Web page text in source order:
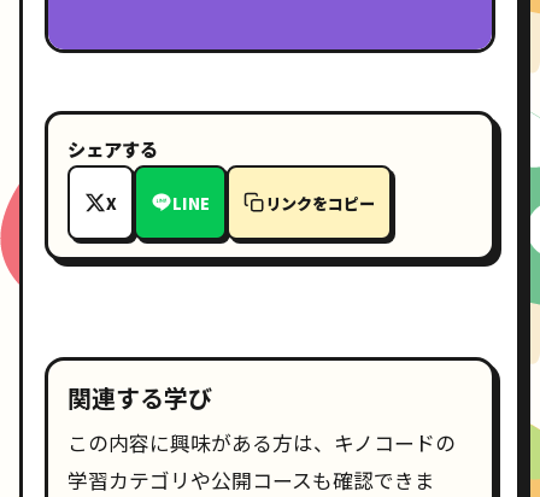
シェアする
X LINE リンクをコピー
関連する学び
この内容に興味がある方は、キノコードの
学習カテゴリや公開コースも確認できま